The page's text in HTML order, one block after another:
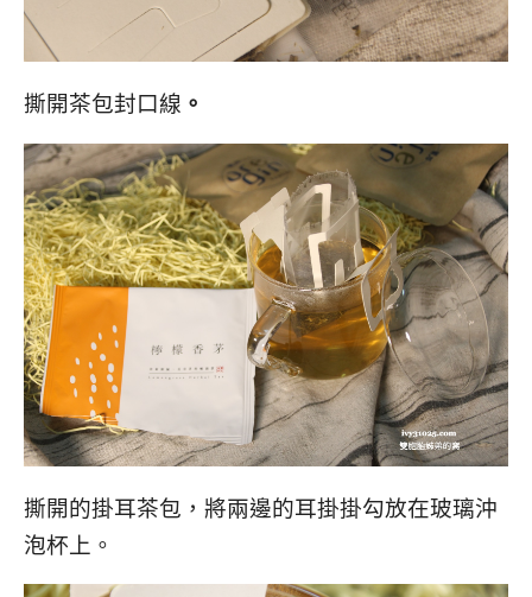
撕開茶包封口線 。
撕開的掛耳茶包，將兩邊的耳掛掛勾放在玻璃沖
泡杯上。